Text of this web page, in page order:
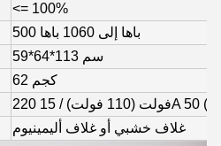
<= 100%
500 باها إلى 1060 باها
59*64*113 سم
62 كجم
غلاف خشبي أو غلاف أليمينيوم